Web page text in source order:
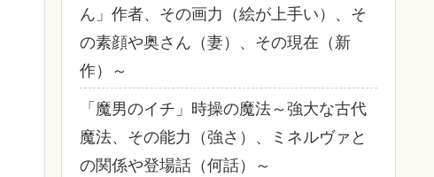
ん」作者、その画力（絵が上手い）、そ
の素顔や奥さん（妻）、その現在（新
作）～
「魔男のイチ」時操の魔法～強大な古代
魔法、その能力（強さ）、ミネルヴァと
の関係や登場話（何話）～